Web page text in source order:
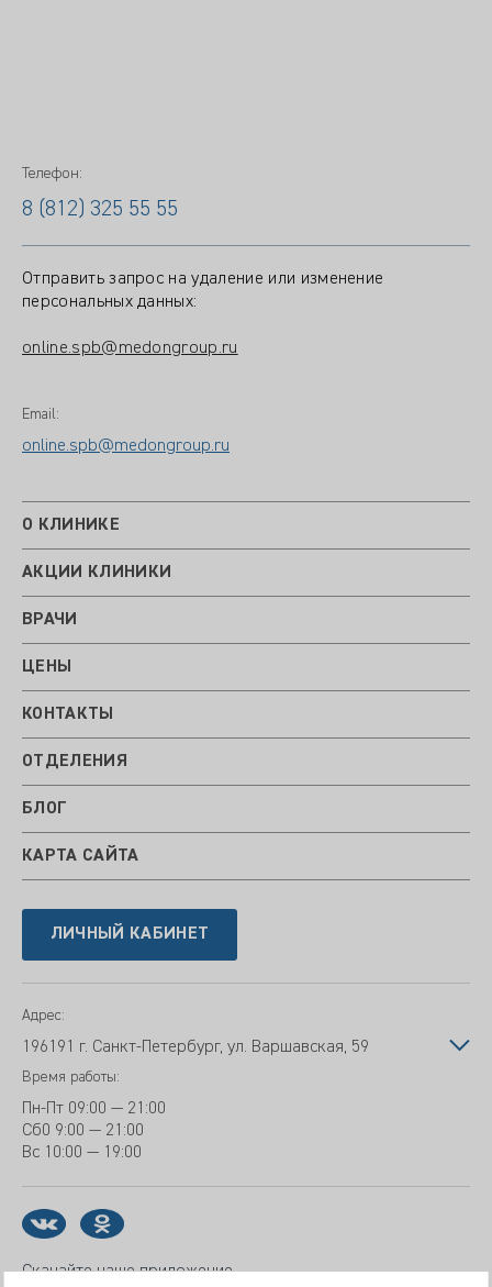
Телефон:
8 (812) 325 55 55
Отправить запрос на удаление или изменение
персональных данных:
online.spb@medongroup.ru
Email:
online.spb@medongroup.ru
О КЛИНИКЕ
АКЦИИ КЛИНИКИ
ВРАЧИ
ЦЕНЫ
КОНТАКТЫ
ОТДЕЛЕНИЯ
БЛОГ
КАРТА САЙТА
ЛИЧНЫЙ КАБИНЕТ
Адрес:
196191 г. Санкт-Петербург, ул. Варшавская, 59
Время работы:
Пн-Пт 09:00 — 21:00
Сб0 9:00 — 21:00
Вс 10:00 — 19:00
Скачайте наше приложение